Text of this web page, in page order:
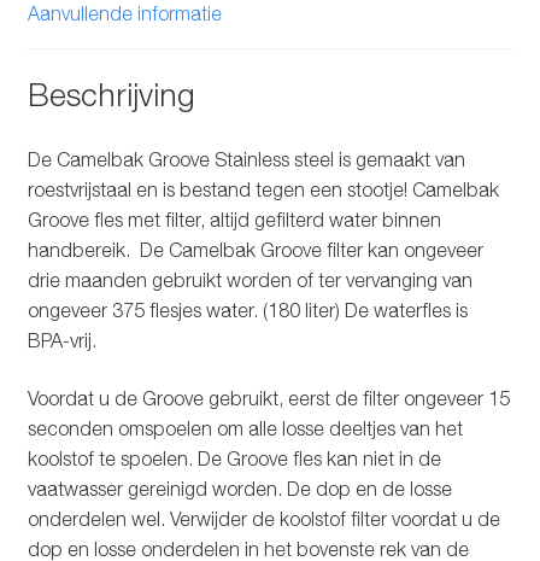
Aanvullende informatie
Beschrijving
De Camelbak Groove Stainless steel is gemaakt van
roestvrijstaal en is bestand tegen een stootje! Camelbak
Groove fles met filter, altijd gefilterd water binnen
handbereik. De Camelbak Groove filter kan ongeveer
drie maanden gebruikt worden of ter vervanging van
ongeveer 375 flesjes water. (180 liter) De waterfles is
BPA-vrij.
Voordat u de Groove gebruikt, eerst de filter ongeveer 15
seconden omspoelen om alle losse deeltjes van het
koolstof te spoelen. De Groove fles kan niet in de
vaatwasser gereinigd worden. De dop en de losse
onderdelen wel. Verwijder de koolstof filter voordat u de
dop en losse onderdelen in het bovenste rek van de